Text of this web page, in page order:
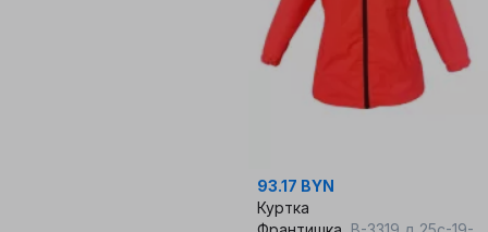
93.17 BYN
Куртка